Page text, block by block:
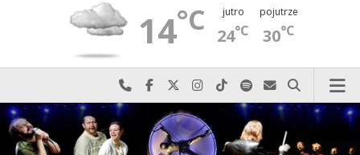
14°C jutro
24°C
pojutrze
30°C
Najlepiej po prostu do nas zadzwoń
Odwiedź nas na Facebook-u
Odwiedź nas na X
Odwiedź nas na Instagram-ie
Odwiedź nas na TikTok-u
Szukaj nas na Spotify
Wyślij do nas
Szukaj